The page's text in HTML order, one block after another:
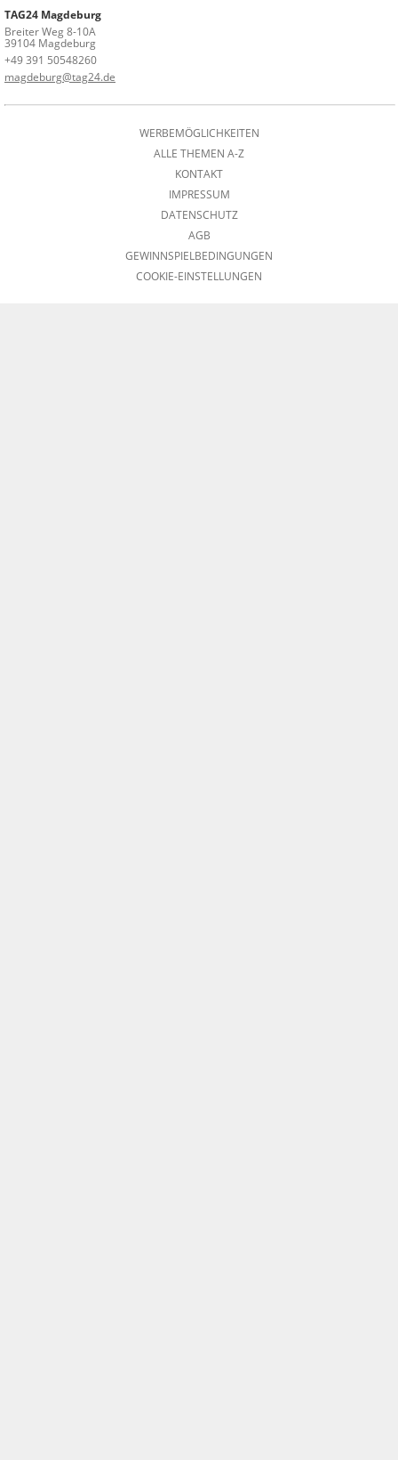
TAG24 Magdeburg
Breiter Weg 8-10A
39104 Magdeburg
+49 391 50548260
magdeburg@tag24.de
WERBEMÖGLICHKEITEN
ALLE THEMEN A-Z
KONTAKT
IMPRESSUM
DATENSCHUTZ
AGB
GEWINNSPIELBEDINGUNGEN
COOKIE-EINSTELLUNGEN